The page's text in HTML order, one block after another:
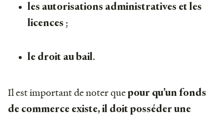
les autorisations administratives et les
licences ;
le droit au bail .
Il est important de noter quepour qu’un fonds
de commerce existe, il doit posséder une